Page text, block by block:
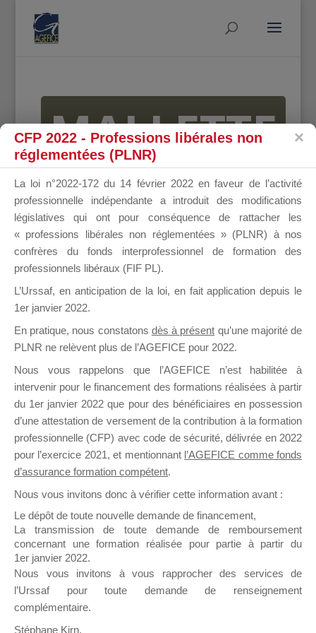
MALLETTE
DU
DIRIGEANT
il y a un mois
Ce groupe est destiné aux Organismes de
Formation qui souhaitent répondre à l’Appel à
Propositions Mallette du Dirigeant.
Ce groupe propose un forum dédié au support
sur lequel il est possible de laisser un message
ou poser une question.
NB : Il est nécessaire d’être
pouvoir rejoindre ce groupe
CFP 2022 - Professions libérales non
réglementées (PLNR)
La loi n°2022-172 du 14 février 2022 en faveur de l’activité
professionnelle indépendante a introduit des modifications
législatives qui ont pour conséquence de rattacher les
« professions libérales non réglementées » (PLNR) à nos
confrères du fonds interprofessionnel de formation des
professionnels libéraux (FIF PL).
L’Urssaf, en anticipation de la loi, en fait application depuis le
1er janvier 2022.
En pratique, nous constatons dès à présent qu’une majorité de
PLNR ne relèvent plus de l’AGEFICE pour 2022.
Nous vous rappelons que l’AGEFICE n’est habilitée à
intervenir pour le financement des formations réalisées à partir
du 1er janvier 2022 que pour des bénéficiaires en possession
d’une attestation de versement de la contribution à la formation
professionnelle (CFP) avec code de sécurité, délivrée en 2022
pour l’exercice 2021, et mentionnant l’AGEFICE comme fonds
d’assurance formation compétent.
Nous vous invitons donc à vérifier cette information avant :
Le dépôt de toute nouvelle demande de financement,
La transmission de toute demande de remboursement
concernant une formation réalisée pour partie à partir du
1er janvier 2022.
Nous vous invitons à vous rapprocher des services de
l’Urssaf pour toute demande de renseignement
complémentaire.
Stéphane Kirn,